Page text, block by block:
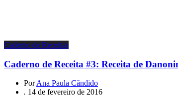
Caderno de Receitas
Caderno de Receita #3: Receita de
Por Ana Paula Cândido
. 14 de fevereiro de 2016